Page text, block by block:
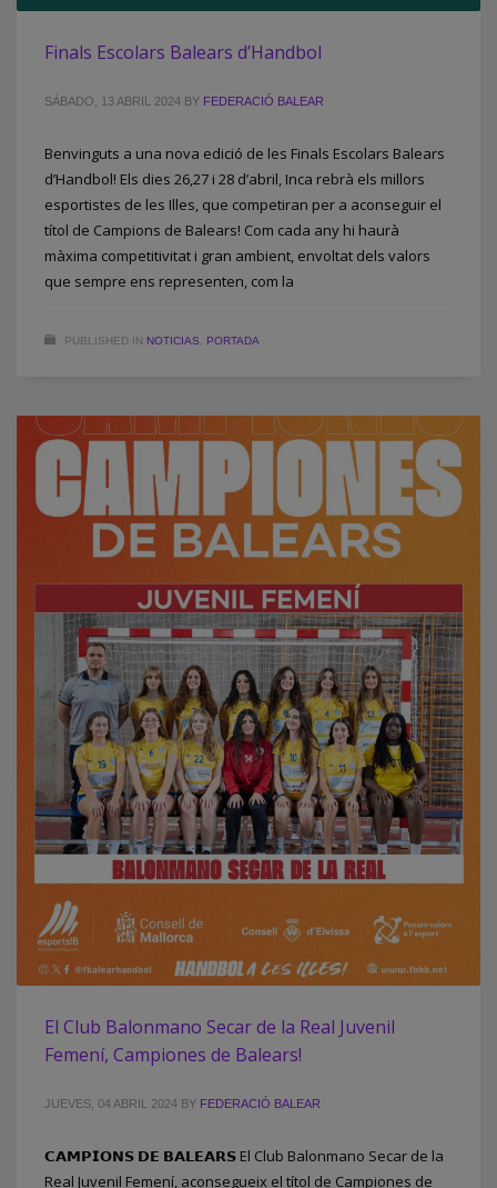
Finals Escolars Balears d’Handbol
SÁBADO, 13 ABRIL 2024 BY FEDERACIÓ BALEAR
Benvinguts a una nova edició de les Finals Escolars Balears
d’Handbol! Els dies 26,27 i 28 d’abril, Inca rebrà els millors
esportistes de les Illes, que competiran per a aconseguir el
títol de Campions de Balears! Com cada any hi haurà
màxima competitivitat i gran ambient, envoltat dels valors
que sempre ens representen, com la
PUBLISHED IN NOTICIAS, PORTADA
El Club Balonmano Secar de la Real Juvenil
Femení, Campiones de Balears!
JUEVES, 04 ABRIL 2024 BY FEDERACIÓ BALEAR
𝗖𝗔𝗠𝗣𝗜𝗢𝗡𝗦 𝗗𝗘 𝗕𝗔𝗟𝗘𝗔𝗥𝗦 El Club Balonmano Secar de la
Real Juvenil Femení, aconsegueix el títol de Campiones de